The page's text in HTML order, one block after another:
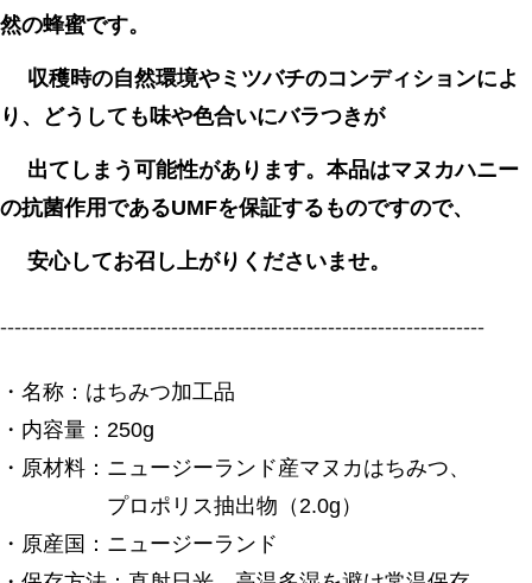
然の蜂蜜です。
収穫時の自然環境やミツバチのコンディションによ
り、どうしても味や色合いにバラつきが
出てしまう可能性があります。本品はマヌカハニー
の抗菌作用であるUMFを保証するものですので、
安心してお召し上がりくださいませ。
--------------------------------------------------------------------
・名称：はちみつ加工品
・内容量：250g
・原材料：ニュージーランド産マヌカはちみつ、
プロポリス抽出物（2.0g）
・原産国：ニュージーランド